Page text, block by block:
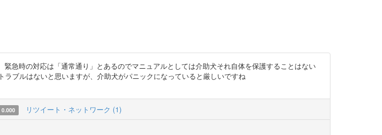
急時の対応は「通常通り」とあるのでマニュアルとしては介助犬それ自体を保護することはない
ブルはないと思いますが、介助犬がパニックになっていると厳しいですね
0.000 リツイート・ネットワーク (1)